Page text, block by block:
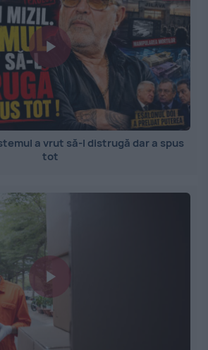
a vrut să-l distrugă dar a spus
tot